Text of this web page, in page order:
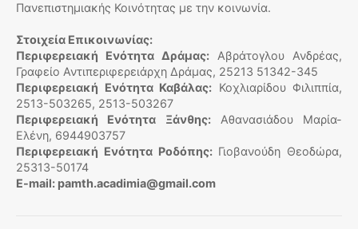
Πανεπιστημιακής Κοινότητας με την κοινωνία.
Στοιχεία Επικοινωνίας:
Περιφερειακή Ενότητα Δράμας: Αβράτογλου Ανδρέας,
Γραφείο Αντιπεριφερειάρχη Δράμας, 25213 51342-345
Περιφερειακή Ενότητα Καβάλας: Κοχλιαρίδου Φιλιππία,
2513-503265, 2513-503267
Περιφερειακή Ενότητα Ξάνθης:Αθανασιάδου Μαρία-
Ελένη, 6944903757
Περιφερειακή Ενότητα Ροδόπης:Γιοβανούδη Θεοδώρα,
25313-50174
E-mail: pamth.acadimia@gmail.com